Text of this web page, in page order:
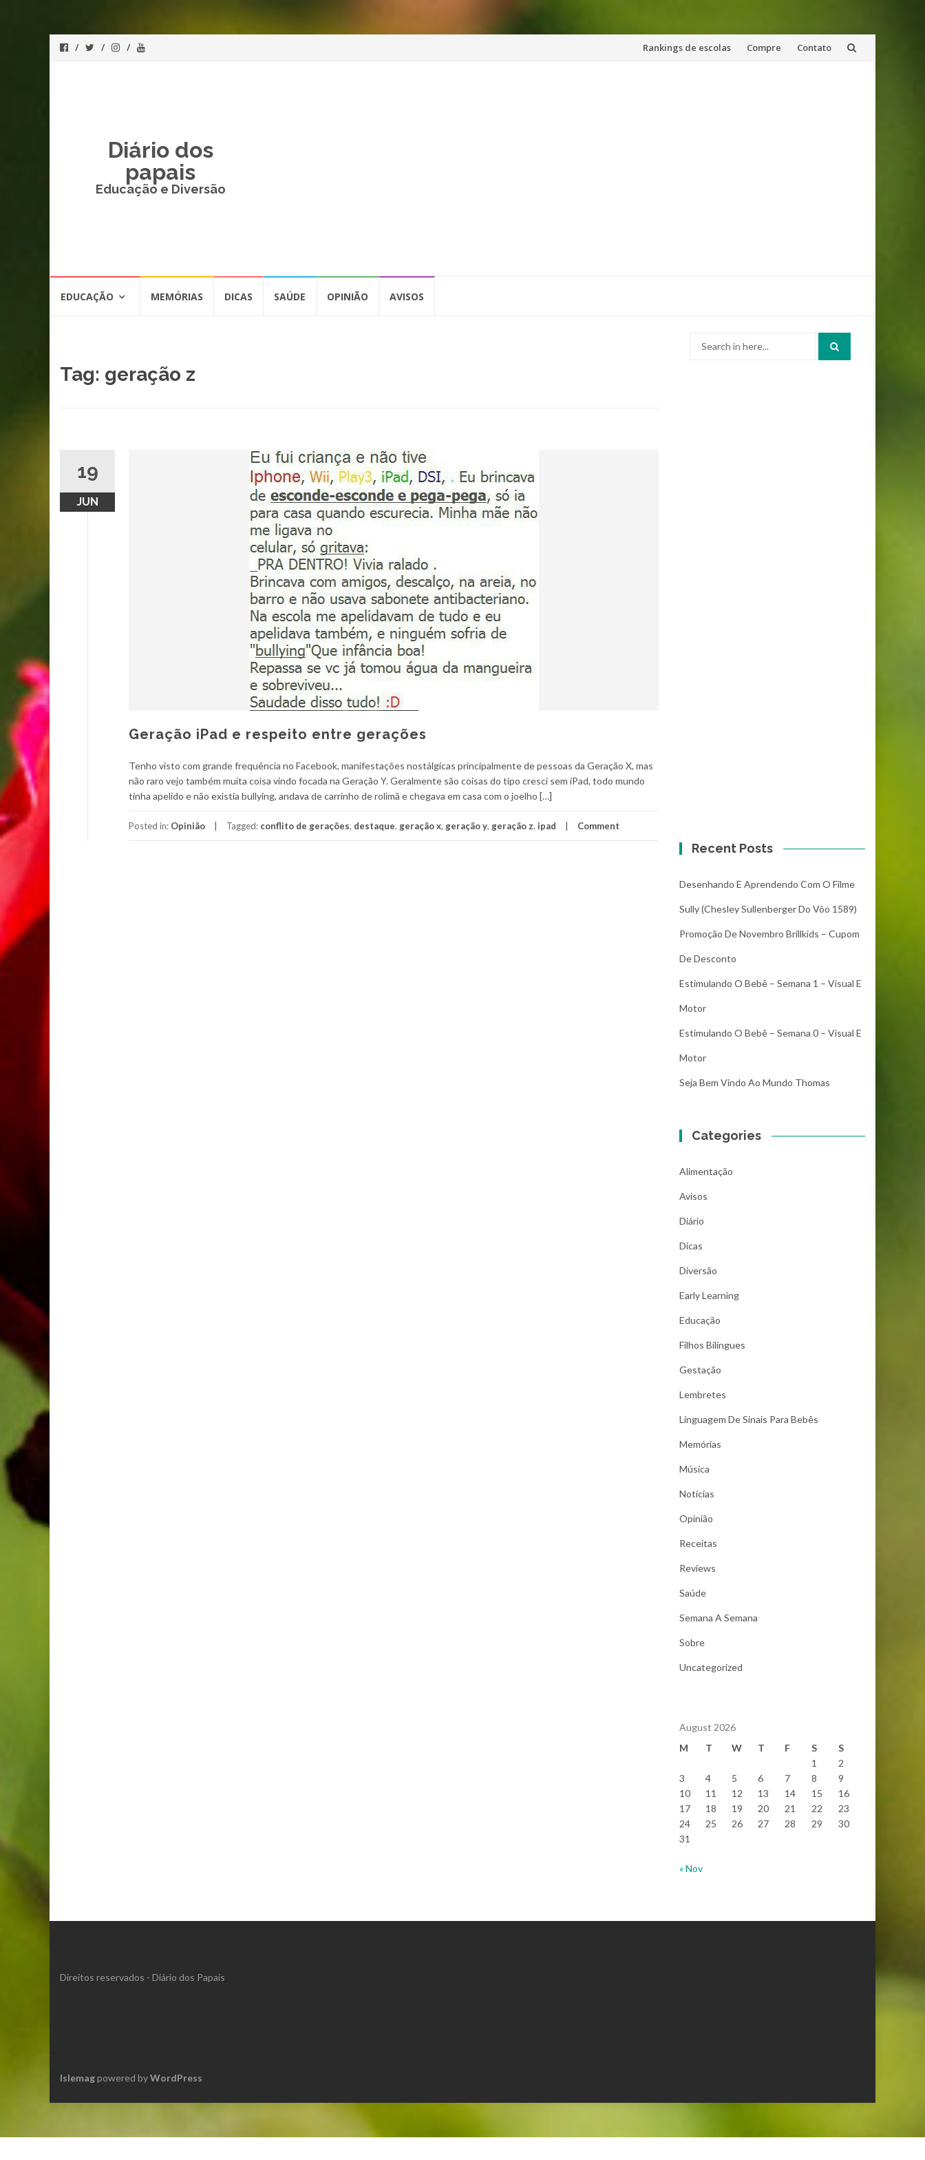
Skip
Rankings de escolas Compre Contato
Diário dos
papais
Educação e Diversão
EDUCAÇÃO MEMÓRIAS DICAS SAÚDE OPINIÃO AVISOS
Tag: geração z
19
JUN
Geração iPad e respeito entre gerações
Tenho visto com grande frequência no Facebook, manifestações nostálgicas principalmente de pessoas da Geração X, mas
não raro vejo também muita coisa vindo focada na Geração Y. Geralmente são coisas do tipo cresci sem iPad, todo mundo
tinha apelido e não existia bullying, andava de carrinho de rolimã e chegava em casa com o joelho […]
Posted in: Opinião Tagged: conflito de gerações, destaque, geração x, geração y, geração z, ipad Comment
Recent Posts
Desenhando E Aprendendo Com O Filme
Sully (Chesley Sullenberger Do Vôo 1589)
Promoção De Novembro Brillkids – Cupom
De Desconto
Estimulando O Bebê – Semana 1 – Visual E
Motor
Estimulando O Bebê – Semana 0 – Visual E
Motor
Seja Bem Vindo Ao Mundo Thomas
Categories
Alimentação
Avisos
Diário
Dicas
Diversão
Early Learning
Educação
Filhos Bilíngues
Gestação
Lembretes
Linguagem De Sinais Para Bebês
Memórias
Música
Notícias
Opinião
Receitas
Reviews
Saúde
Semana A Semana
Sobre
Uncategorized
August 2026
M
T W T F S
S
1
2
3
4 5 6 7 8
9
10
11 12 13 14 15
16
17
18 19 20 21 22
23
24
25 26 27 28 29
30
31
« Nov
Direitos reservados - Diário dos Papais
Islemagpowered byWordPress